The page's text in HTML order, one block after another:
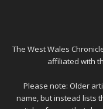
The West Wales
affiliated with
Please note: Older
name, but instead lists